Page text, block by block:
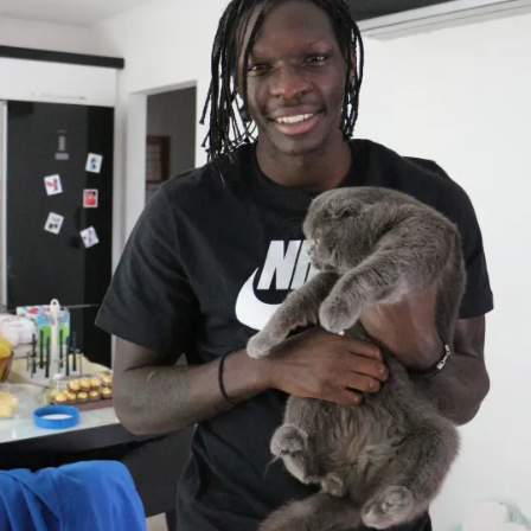
ziyaret edebilirsiniz.
6698 sayılı Kişisel Verilerin Korunması Kanunu uyarınca
hazırlanmış Aydınlatma Metnimizi okumak ve sitemizde
ilgili mevzuata uygun olarak kullanılan çerezlerle ilgili bilgi
almak için lütfen
tıklayınız